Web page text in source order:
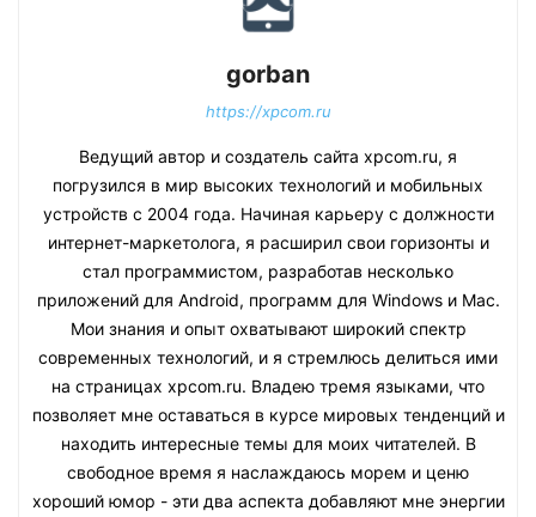
gorban
https://xpcom.ru
Ведущий автор и создатель сайта xpcom.ru, я
погрузился в мир высоких технологий и мобильных
устройств с 2004 года. Начиная карьеру с должности
интернет-маркетолога, я расширил свои горизонты и
стал программистом, разработав несколько
приложений для Android, программ для Windows и Mac.
Мои знания и опыт охватывают широкий спектр
современных технологий, и я стремлюсь делиться ими
на страницах xpcom.ru. Владею тремя языками, что
позволяет мне оставаться в курсе мировых тенденций и
находить интересные темы для моих читателей. В
свободное время я наслаждаюсь морем и ценю
хороший юмор - эти два аспекта добавляют мне энергии